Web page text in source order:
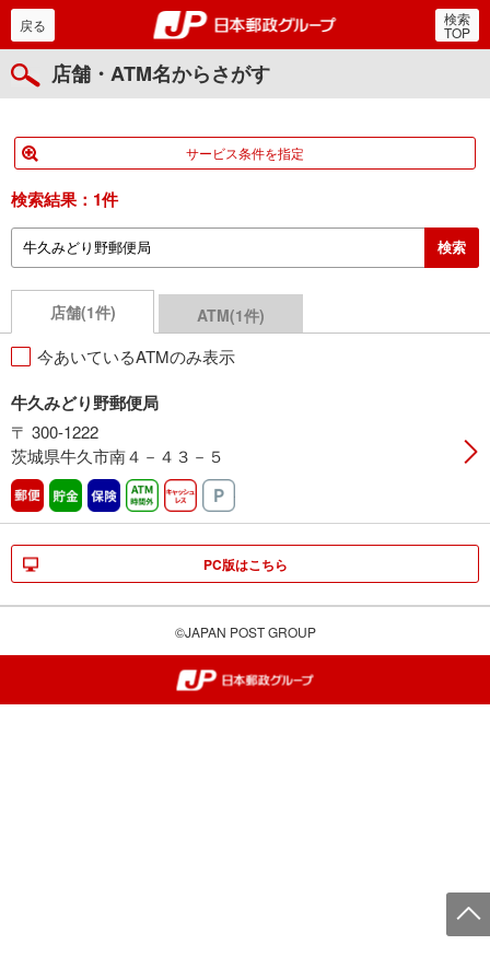
郵便局・日本郵政グルー
戻る 検索
TOP
店舗・ATM名からさがす
サービス条件を指定
検索結果： 1件
店舗(1件) ATM(1件)
今あいているATMのみ表示
牛久みどり野郵便局
〒 300-1222
茨城県牛久市南４－４３－５
郵便 貯金 保険 ATM時間外キャッシュレス
PC版はこちら
©JAPAN POST GROUP